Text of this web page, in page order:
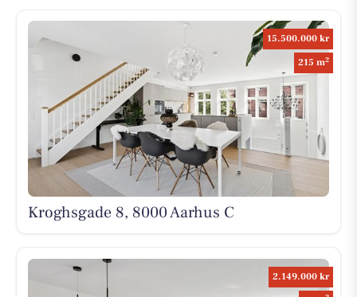
15.500.000 kr
215 m2
Kroghsgade 8, 8000 Aarhus C
2.149.000 kr